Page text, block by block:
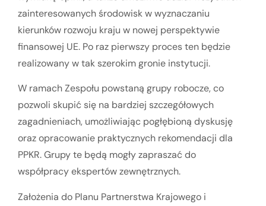
zainteresowanych środowisk w wyznaczaniu
kierunków rozwoju kraju w nowej perspektywie
finansowej UE. Po raz pierwszy proces ten będzie
realizowany w tak szerokim gronie instytucji.
W ramach Zespołu powstaną grupy robocze, co
pozwoli skupić się na bardziej szczegółowych
zagadnieniach, umożliwiając pogłębioną dyskusję
oraz opracowanie praktycznych rekomendacji dla
PPKR. Grupy te będą mogły zapraszać do
współpracy ekspertów zewnętrznych.
Założenia do Planu Partnerstwa Krajowego i